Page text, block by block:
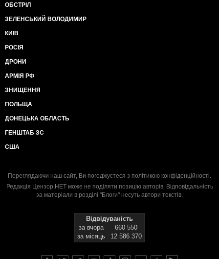
ОБСТРІЛ
ЗЕЛЕНСЬКИЙ ВОЛОДИМИР
КИЇВ
РОСІЯ
ДРОНИ
АРМІЯ РФ
ЗНИЩЕННЯ
ПОЛЬЩА
ДОНЕЦЬКА ОБЛАСТЬ
ГЕНШТАБ ЗС
США
Переглядаючи наш сайт, Ви погоджуєтеся з політикою конфіденційності.
Редакція Цензор.НЕТ може не поділяти позицію авторів. Відповідальність
за матеріали в розділі "Блоги" несуть автори текстів.
Відвідуваність
за вчора
660 550
за місяць
12 586 370